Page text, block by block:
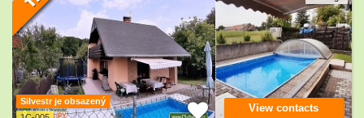
Silvestr je obsazený
View contacts